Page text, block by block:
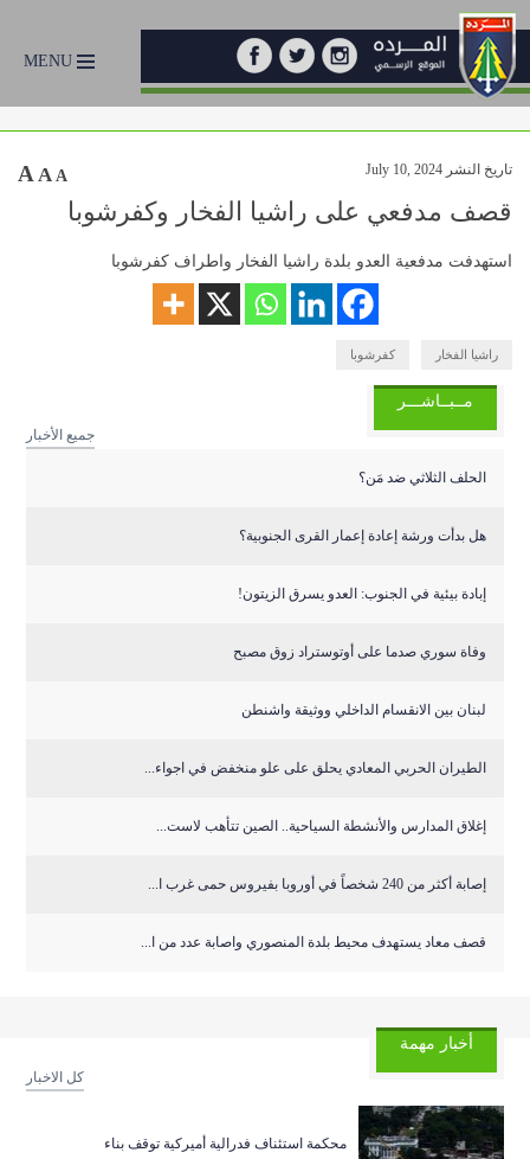
MENU
تاريخ النشر July 10, 2024 A A A
قصف مدفعي على راشيا الفخار وكفرشوبا
استهدفت مدفعية العدو بلدة راشيا الفخار واطراف كفرشوبا
راشيا الفخار كفرشوبا
مــبــاشـــر
جميع الأخبار
الحلف الثلاثي ضد مَن؟
هل بدأت ورشة إعادة إعمار القرى الجنوبية؟
إبادة بيئية في الجنوب: العدو يسرق الزيتون!
وفاة سوري صدما على أوتوستراد زوق مصبح
لبنان بين الانقسام الداخلي ووثيقة واشنطن
الطيران الحربي المعادي يحلق على علو منخفض في اجواء...
إغلاق المدارس والأنشطة السياحية.. الصين تتأهب لاست...
إصابة أكثر من 240 شخصاً في أوروبا بفيروس حمى غرب ا...
قصف معاد يستهدف محيط بلدة المنصوري واصابة عدد من ا...
أخبار مهمة
كل الاخبار
‏محكمة استئناف فدرالية أميركية توقف بناء